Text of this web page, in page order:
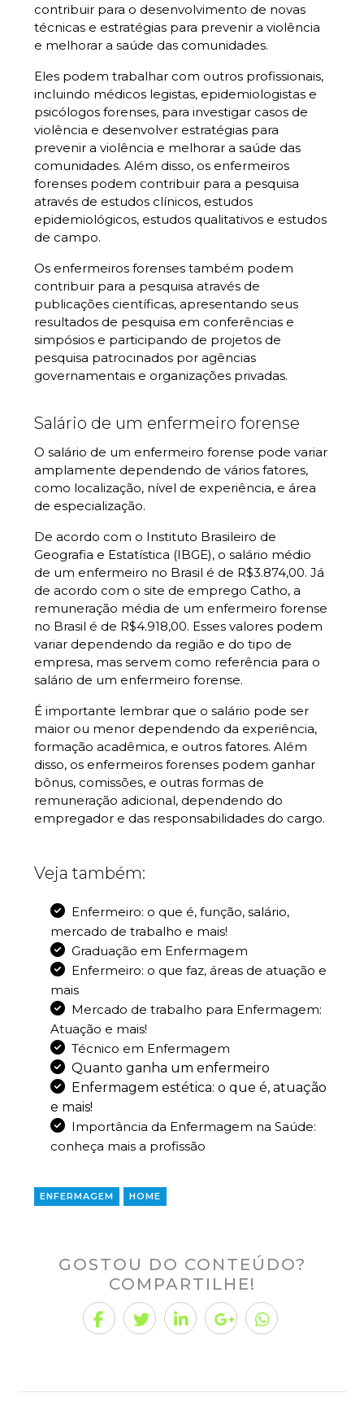
contribuir para o desenvolvimento de novas
técnicas e estratégias para prevenir a violência
e melhorar a saúde das comunidades.
Eles podem trabalhar com outros profissionais,
incluindo médicos legistas, epidemiologistas e
psicólogos forenses, para investigar casos de
violência e desenvolver estratégias para
prevenir a violência e melhorar a saúde das
comunidades. Além disso, os enfermeiros
forenses podem contribuir para a pesquisa
através de estudos clínicos, estudos
epidemiológicos, estudos qualitativos e estudos
de campo.
Os enfermeiros forenses também podem
contribuir para a pesquisa através de
publicações científicas, apresentando seus
resultados de pesquisa em conferências e
simpósios e participando de projetos de
pesquisa patrocinados por agências
governamentais e organizações privadas.
Salário de um enfermeiro forense
O salário de um enfermeiro forense pode variar
amplamente dependendo de vários fatores,
como localização, nível de experiência, e área
de especialização.
De acordo com o Instituto Brasileiro de
Geografia e Estatística (IBGE), o salário médio
de um enfermeiro no Brasil é de R$3.874,00. Já
de acordo com o site de emprego Catho, a
remuneração média de um enfermeiro forense
no Brasil é de R$4.918,00. Esses valores podem
variar dependendo da região e do tipo de
empresa, mas servem como referência para o
salário de um enfermeiro forense.
É importante lembrar que o salário pode ser
maior ou menor dependendo da experiência,
formação acadêmica, e outros fatores. Além
disso, os enfermeiros forenses podem ganhar
bônus, comissões, e outras formas de
remuneração adicional, dependendo do
empregador e das responsabilidades do cargo.
Veja também:
Enfermeiro: o que é, função, salário,
mercado de trabalho e mais!
Graduação em Enfermagem
Enfermeiro: o que faz, áreas de atuação e
mais
Mercado de trabalho para Enfermagem:
Atuação e mais!
Técnico em Enfermagem
Quanto ganha um enfermeiro
Enfermagem estética: o que é, atuação
e mais!
Importância da Enfermagem na Saúde:
conheça mais a profissão
ENFERMAGEM HOME
GOSTOU DO CONTEÚDO?
COMPARTILHE!